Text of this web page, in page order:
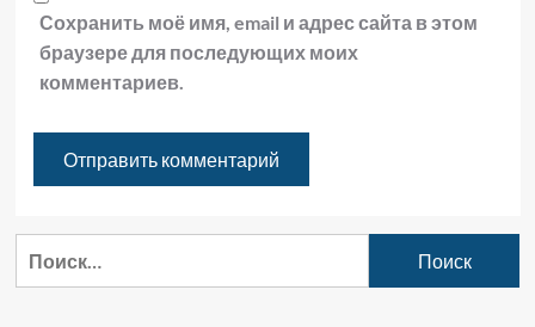
Сохранить моё имя, email и адрес сайта в этом
браузере для последующих моих
комментариев.